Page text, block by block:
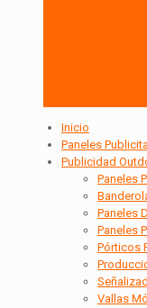
Inicio
Paneles
Publicidad
Paneles
Paneles
Paneles
Pórticos
Vallas